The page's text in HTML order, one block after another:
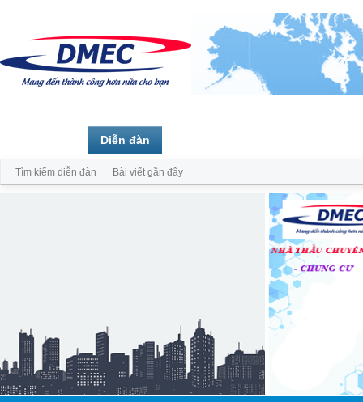
Diễn đàn
Tìm kiếm diễn đàn Bài viết gần đây